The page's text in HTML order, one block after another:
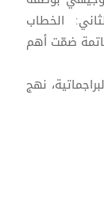
الخطاب
ضمّت أهم
نهج